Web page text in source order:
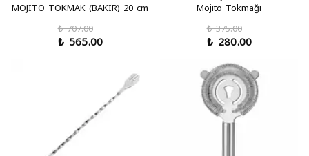
MOJITO TOKMAK (BAKIR) 20 cm
₺ 707.00
₺ 565.00
Mojıto Tokmağı
₺ 375.00
₺ 280.00